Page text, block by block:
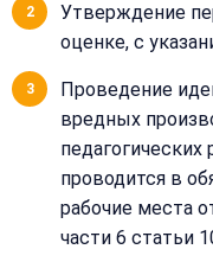
Утверждение
оценке, с
Проведение
вредных
проводится в
рабочие места
части 6 статьи
Получить
Или
позвоните
(499)
995-